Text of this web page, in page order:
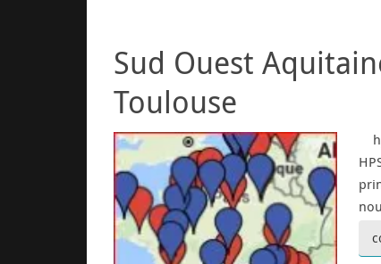
Sud Ouest
Toulouse